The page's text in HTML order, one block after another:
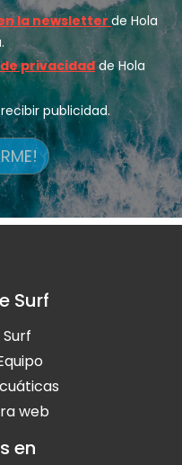
la newsletterde Hola
privacidadde Hola
publicidad.
Surf
web
en